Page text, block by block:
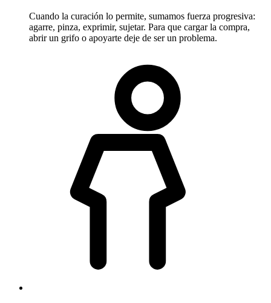
Cuando la curación lo permite, sumamos fuerza progresiva:
agarre, pinza, exprimir, sujetar. Para que cargar la compra,
abrir un grifo o apoyarte deje de ser un problema.